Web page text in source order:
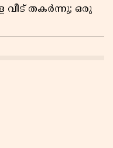
വീട് തകർന്നു; ഒരു